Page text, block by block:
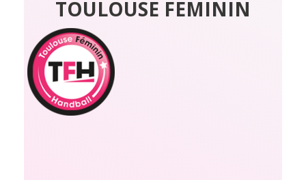
TOULOUSE FEMININ